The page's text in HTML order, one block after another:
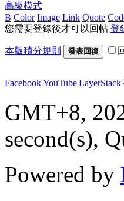
高級模式
B Color Image Link Quote
您需要登錄後才可以回帖 登
本版積分規則 發表回復
Facebook|YouTube|LayerStack|
GMT+8,
second(s),
Powered by